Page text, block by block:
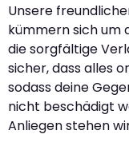
Unsere
kümmern sich um
die sorgfältige
sicher, dass alles
sodass deine
nicht beschädigt
Anliegen stehen